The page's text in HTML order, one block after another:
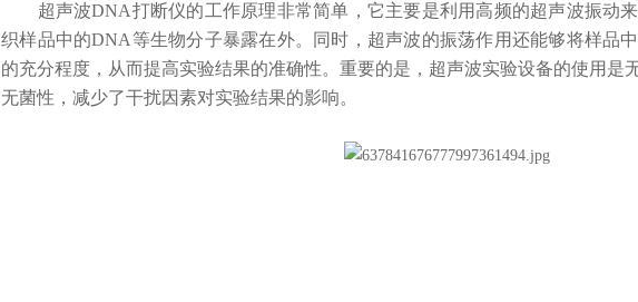
超声波DNA打断仪的工作原理非常简单，它主要是利用高频的超声波振动来
织样品中的DNA等生物分子暴露在外。同时，超声波的振荡作用还能够将样品
的充分程度，从而提高实验结果的准确性。重要的是，超声波实验设备的使用是
无菌性，减少了干扰因素对实验结果的影响。